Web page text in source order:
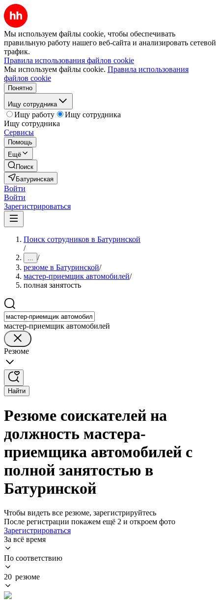
Мы используем файлы cookie, чтобы обеспечивать
правильную работу нашего веб-сайта и анализировать сетевой
трафик.
Правила использования файлов cookie
Мы используем файлы cookie. Правила использования
файлов cookie
Понятно
Ищу сотрудника
Ищу работу
Ищу сотрудника
Ищу сотрудника
Сервисы
Помощь
Ещё
Поиск
Батуринская
Войти
Войти
Зарегистрироваться
Поиск сотрудников в Батуринской
/
... /
резюме в Батуринской/
мастер-приемщик автомобилей/
полная занятость
мастер-приемщик автомобилей
Резюме
Найти
Резюме соискателей на
должность мастера-
приемщика автомобилей с
полной занятостью в
Батуринской
Чтобы видеть все резюме, зарегистрируйтесь
После регистрации покажем ещё 2 и откроем фото
Зарегистрироваться
За всё время
По соответствию
20 резюме